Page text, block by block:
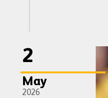
2
May
2026